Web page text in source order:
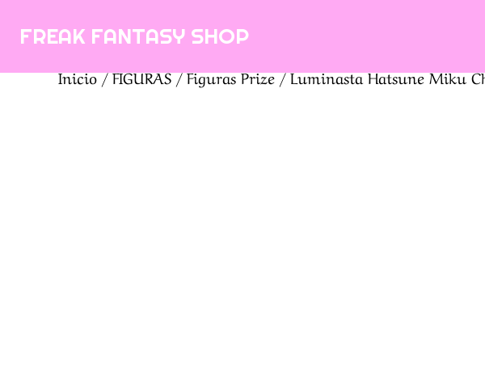
contenido
FREAK FANTASY SHOP
Inicio/FIGURAS/Figuras Prize/ Luminasta Hatsune Miku